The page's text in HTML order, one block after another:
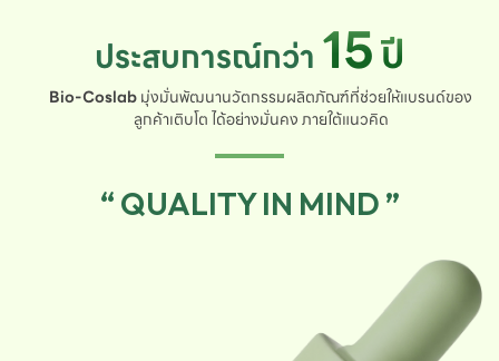
ประสบการณ์กว่า 15ปี
Bio-Coslabมุ่งมั่นพัฒนานวัตกรรมผลิตภัณฑ์ที่ช่วยให้แบรนด์ของ
ลูกค้าเติบโต ได้อย่างมั่นคง ภายใต้แนวคิด
“ QUALITY IN MIND ”